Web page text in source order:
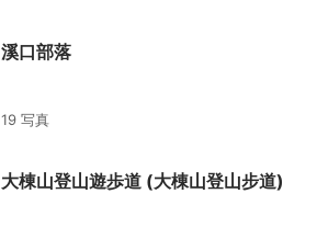
溪口部落
19 写真
大棟山登山遊歩道 (大棟山登山步道)